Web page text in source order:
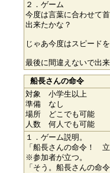
２．ゲーム
今度は言葉に合わせて
出来たかな？
じゃあ今度はスピード
最後に間違えないで出
船長さんの命令
対象 小学生以上
準備 なし
場所 どこでも可能
人数 何人でも可能
１．ゲーム説明。
「船長さんの命令！
※参加者が立つ。
「そう。船長さんの命